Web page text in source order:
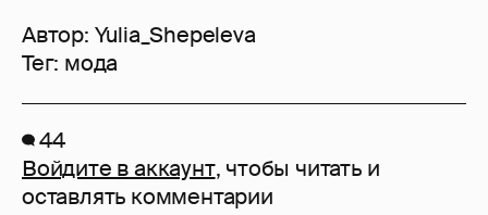
Автор: Yulia_Shepeleva
Тег: мода
44
Войдите в аккаунт, чтобы читать и
оставлять комментарии